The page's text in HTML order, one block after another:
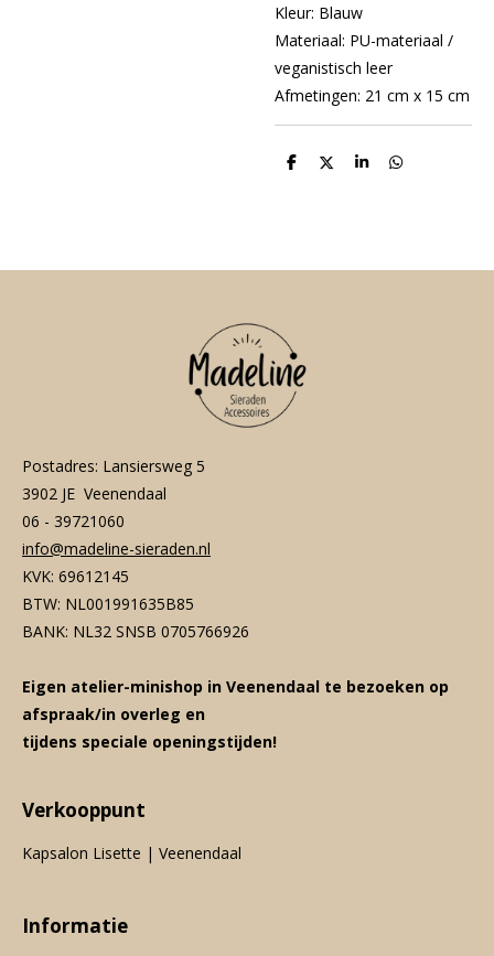
Kleur: Blauw
Materiaal: PU-materiaal /
veganistisch leer
Afmetingen: 21 cm x 15 cm
D
D
S
D
Postadres: Lansiersweg 5
3902 JE Veenendaal
06 - 39721060
info@madeline-sieraden.nl
KVK: 69612145
BTW: NL001991635B85
BANK: NL32 SNSB 0705766926
Eigen atelier-minishop in Veenendaal te bezoeken op
afspraak/in overleg en
tijdens speciale openingstijden!
Verkooppunt
Kapsalon Lisette | Veenendaal
Informatie